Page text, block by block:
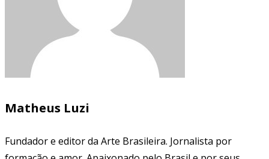
Matheus Luzi
Fundador e editor da Arte Brasileira. Jornalista por